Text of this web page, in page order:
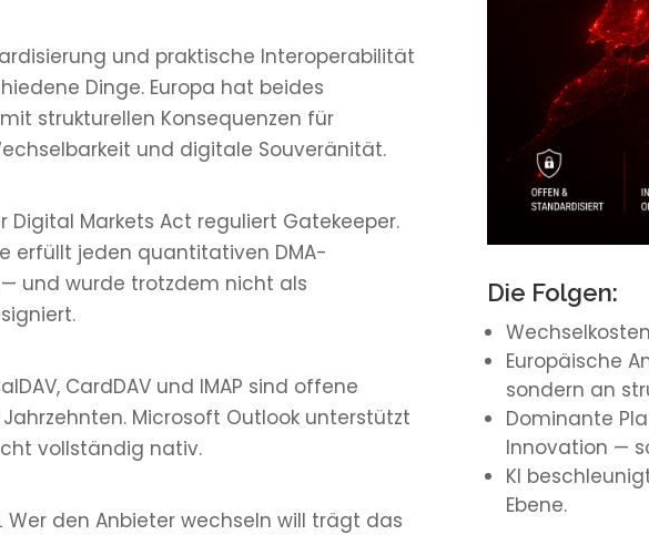
und praktische Interoperabilität
Dinge. Europa hat beides
strukturellen Konsequenzen für
und digitale Souveränität.
Digital Markets Act reguliert Gatekeeper.
erfüllt jeden quantitativen DMA-
und wurde trotzdem nicht als
CardDAV und IMAP sind offene
Microsoft Outlook unterstützt
vollständig nativ.
Wer den Anbieter wechseln will trägt das
Die Folgen:
Europäische
sondern an
Dominante
Innovation —
KI
Ebene.